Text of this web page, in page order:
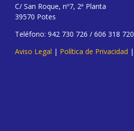
C/ San Roque, nº7, 2ª Planta
39570 Potes
Teléfono: 942 730 726 / 606 318 720
Aviso Legal | Política de Privacidad |